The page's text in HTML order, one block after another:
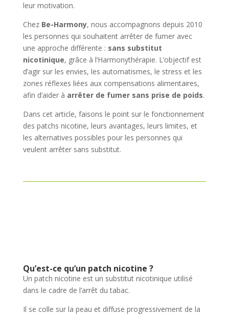
leur motivation.
Chez Be-Harmony, nous accompagnons depuis 2010
les personnes qui souhaitent arrêter de fumer avec
une approche différente : sans substitut
nicotinique, grâce à l’Harmonythérapie. L’objectif est
d’agir sur les envies, les automatismes, le stress et les
zones réflexes liées aux compensations alimentaires,
afin d’aider à arrêter de fumer sans prise de poids.
Dans cet article, faisons le point sur le fonctionnement
des patchs nicotine, leurs avantages, leurs limites, et
les alternatives possibles pour les personnes qui
veulent arrêter sans substitut.
Qu’est-ce qu’un patch nicotine ?
Un patch nicotine est un substitut nicotinique utilisé
dans le cadre de l’arrêt du tabac.
Il se colle sur la peau et diffuse progressivement de la